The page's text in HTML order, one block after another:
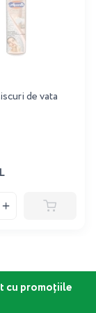
de vata
cu promoțiile